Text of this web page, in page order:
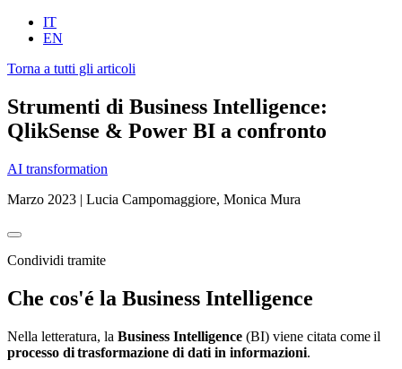
IT
EN
Torna a tutti gli articoli
Strumenti di Business Intelligence:
QlikSense & Power BI a confronto
AI transformation
Marzo 2023 | Lucia Campomaggiore, Monica Mura
Condividi tramite
Che cos'é la Business Intelligence
Nella letteratura, la Business Intelligence (BI) viene citata come il
processo di trasformazione di dati in informazioni.